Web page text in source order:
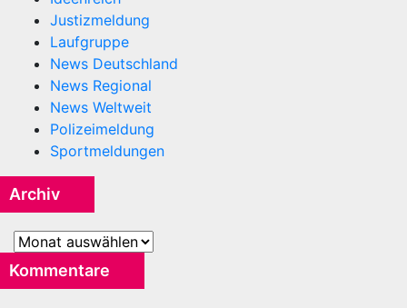
Justizmeldung
Laufgruppe
News Deutschland
News Regional
News Weltweit
Polizeimeldung
Sportmeldungen
Archiv
Archiv
Kommentare